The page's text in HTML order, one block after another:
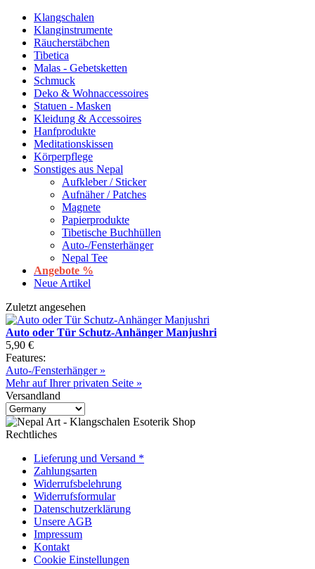
Klangschalen
Klanginstrumente
Räucherstäbchen
Tibetica
Malas - Gebetsketten
Schmuck
Deko & Wohnaccessoires
Statuen - Masken
Kleidung & Accessoires
Hanfprodukte
Meditationskissen
Körperpflege
Sonstiges aus Nepal
Aufkleber / Sticker
Aufnäher / Patches
Magnete
Papierprodukte
Tibetische Buchhüllen
Auto-/Fensterhänger
Nepal Tee
Angebote %
Neue Artikel
Zuletzt angesehen
Auto oder Tür Schutz-Anhänger Manjushri
5,90 €
Features:
Auto-/Fensterhänger »
Mehr auf Ihrer privaten Seite »
Versandland
Rechtliches
Lieferung und Versand *
Zahlungsarten
Widerrufsbelehrung
Widerrufsformular
Datenschutzerklärung
Unsere AGB
Impressum
Kontakt
Cookie Einstellungen